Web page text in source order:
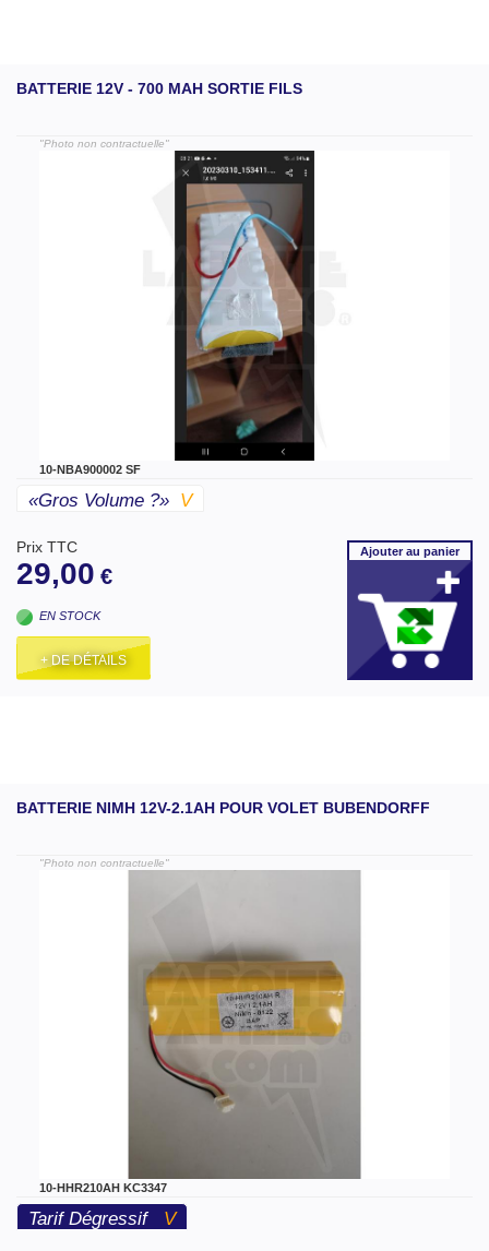
BATTERIE 12V - 700 MAH SORTIE FILS
"Photo non contractuelle"
10-NBA900002 SF
«gros Volume ?» V
Prix TTC
29,00 €
EN STOCK
+ DE DÉTAILS
Ajouterau panier
BATTERIE NIMH 12V-2.1AH POUR VOLET BUBENDORFF
"Photo non contractuelle"
10-HHR210AH KC3347
Tarif Dégressif V